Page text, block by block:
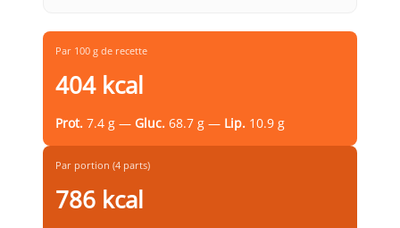
Par 100 g de recette
404 kcal
Prot. 7.4 g — Gluc. 68.7 g — Lip. 10.9 g
Par portion (4 parts)
786 kcal